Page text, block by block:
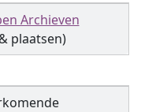
Archieven
plaatsen)